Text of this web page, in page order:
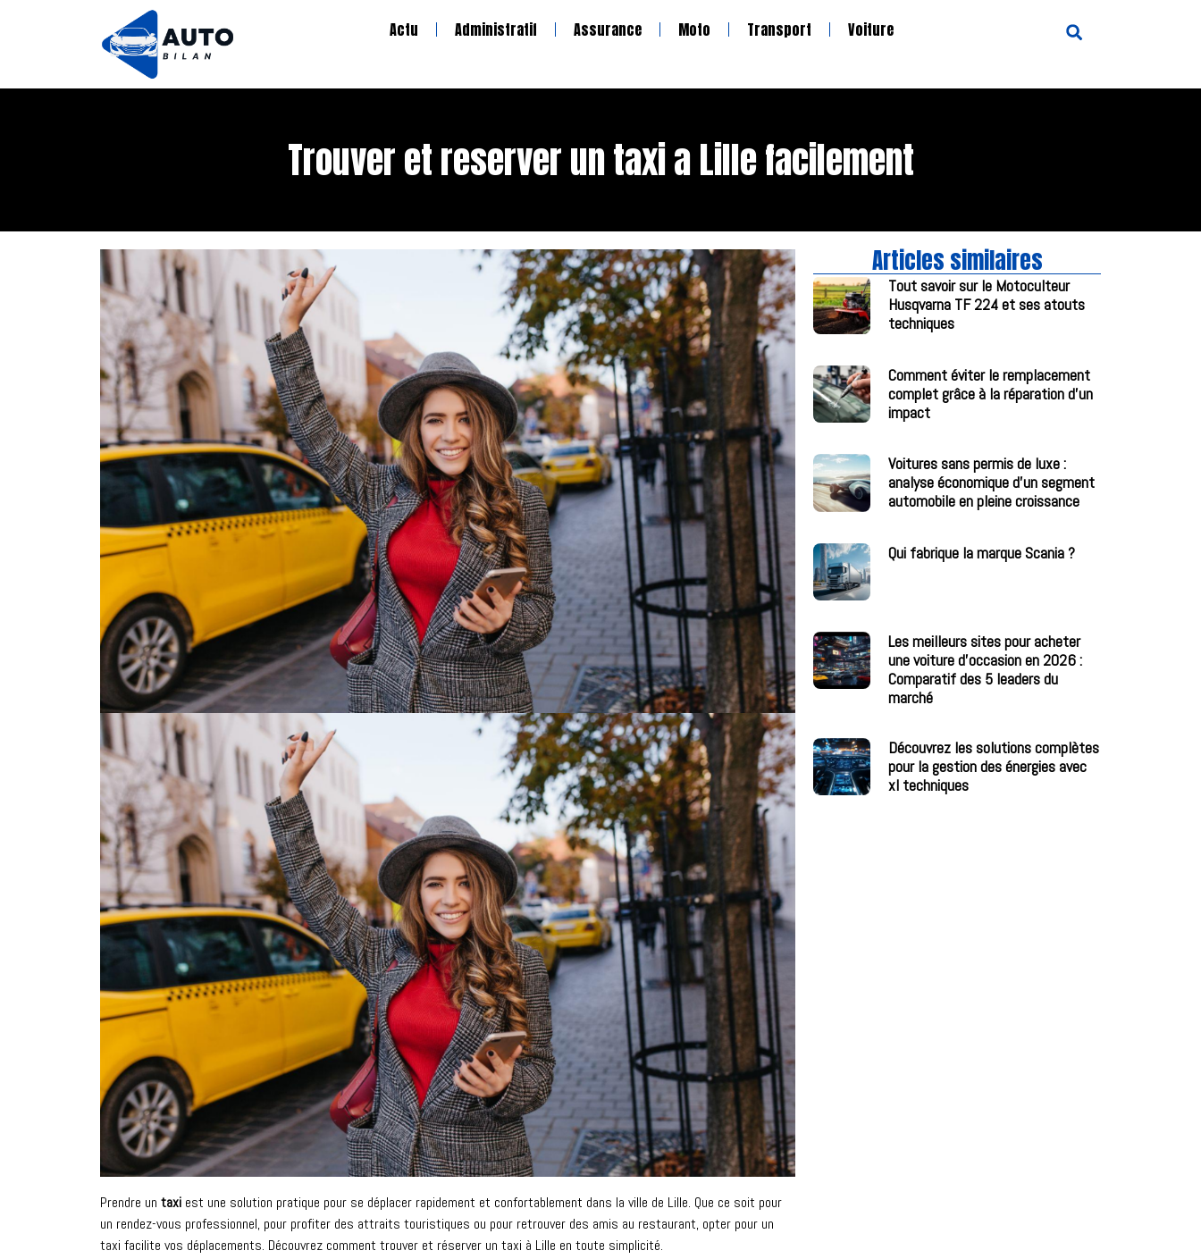
Actu Administratif Assurance Moto Transport Voiture
Trouver et reserver un taxi a Lille facilement
Prendre un taxi est une solution pratique pour se déplacer rapidement et confortablement dans la ville de Lille. Que ce soit pour
un rendez-vous professionnel, pour profiter des attraits touristiques ou pour retrouver des amis au restaurant, opter pour un
taxi facilite vos déplacements. Découvrez comment trouver et réserver un taxi à Lille en toute simplicité.
Articles similaires
Tout savoir sur le Motoculteur
Husqvarna TF 224 et ses atouts
techniques
Comment éviter le remplacement
complet grâce à la réparation d’un
impact
Voitures sans permis de luxe :
analyse économique d’un segment
automobile en pleine croissance
Qui fabrique la marque Scania ?
Les meilleurs sites pour acheter
une voiture d’occasion en 2026 :
Comparatif des 5 leaders du
marché
Découvrez les solutions complètes
pour la gestion des énergies avec
xl techniques